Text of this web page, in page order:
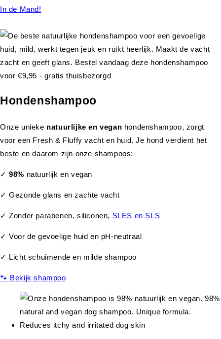
In de Mand!
Hondenshampoo
Onze unieke natuurlijke en vegan hondenshampoo, zorgt
voor een Fresh & Fluffy vacht en huid. Je hond verdient het
beste en daarom zijn onze shampoos:
✓98% natuurlijk en vegan
✓ Gezonde glans en zachte vacht
✓ Zonder parabenen, siliconen, SLES en SLS
✓ Voor de gevoelige huid en pH-neutraal
✓ Licht schuimende en milde shampoo
🐾 Bekijk shampoo